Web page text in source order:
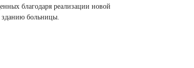
благодаря реализации новой
зданию больницы.